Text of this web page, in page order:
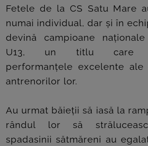
Fetele de la CS Satu Mare
numai individual, dar și în
devină campioane
U13, un titlu care
performanțele excelente ale
antrenorilor lor.
Au urmat băieții să iasă la
rândul lor să
spadasinii sătmăreni au